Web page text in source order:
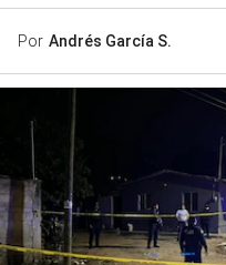
Por Andrés García S.